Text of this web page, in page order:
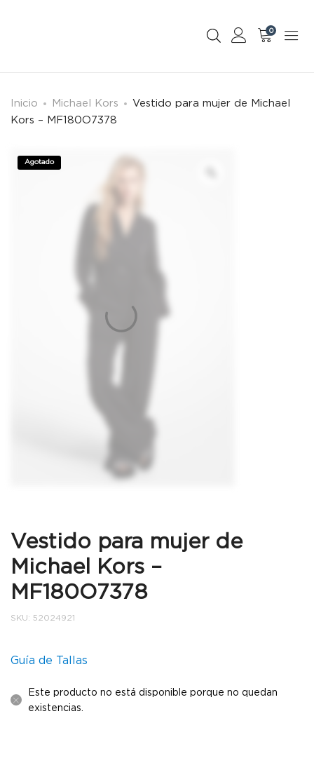
0
Inicio Michael Kors
Vestido para mujer de Michael
Kors – MF180O7378
Agotado
Vestido para mujer de
Michael Kors –
MF180O7378
SKU: 52024921
Guía de Tallas
Este producto no está disponible porque no quedan
existencias.